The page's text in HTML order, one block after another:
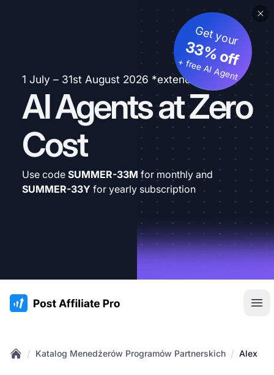
1 July – 31st August 2026 *extended
AI Agents at Zero
Cost
Get your
33% off
+ free AI Agent
Use code SUMMER-33M for monthly and
SUMMER-33Y for yearly subscription
:site.title
/ Katalog Menedżerów Programów Partnerskich / Alex